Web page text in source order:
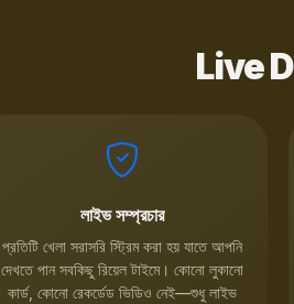
Live
লাইভ সম্প্রচার
প্রতিটি খেলা সরাসরি স্ট্রিম করা হয় যাতে আপনি
দেখতে পান সবকিছু রিয়েল টাইমে। কোনো লুকানো
কার্ড, কোনো রেকর্ডেড ভিডিও নেই—শুধু লাইভ